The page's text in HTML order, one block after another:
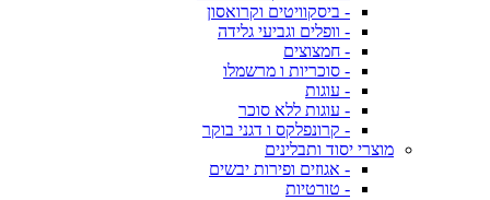
- ביסקוויטים וקרואסון
- וופלים וגביעי גלידה
- חמצוצים
- סוכריות ו מרשמלו
- עוגות
- עוגות ללא סוכר
- קרונפלקס ו דגני בוקר
מוצרי יסוד ותבלינים
- אגוזים ופירות יבשים
- טורטיות